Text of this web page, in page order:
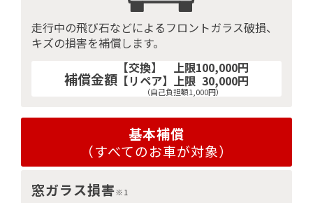
走行中の飛び石などによるフロントガラス破損、
キズの損害を補償します。
補償金額
【交換】 上限100,000円
【リペア】 上限 30,000円
（自己負担額1,000円）
基本補償
（すべてのお車が対象）
窓ガラス損害※1